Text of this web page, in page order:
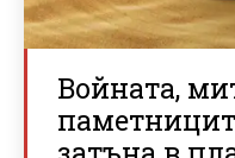
Войната,